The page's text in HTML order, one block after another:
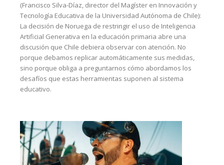
(Francisco Silva-Díaz, director del Magíster en Innovación y
Tecnología Educativa de la Universidad Autónoma de Chile):
La decisión de Noruega de restringir el uso de Inteligencia
Artificial Generativa en la educación primaria abre una
discusión que Chile debiera observar con atención. No
porque debamos replicar automáticamente sus medidas,
sino porque obliga a preguntarnos cómo abordamos los
desafíos que estas herramientas suponen al sistema
educativo.